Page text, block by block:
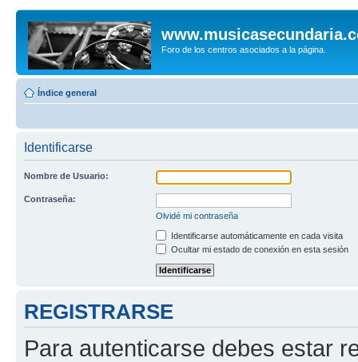
Foro de los centros asociados a la página.
Índice general
Identificarse
Nombre de Usuario:
Contraseña:
Olvidé mi contraseña
Identificarse automáticamente en cada visita
Ocultar mi estado de conexión en esta sesión
REGISTRARSE
Para autenticarse debes estar